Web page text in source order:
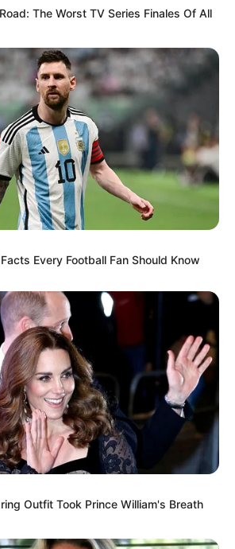
The Worst TV Series Finales Of All
Every Football Fan Should Know
Outfit Took Prince William's Breath